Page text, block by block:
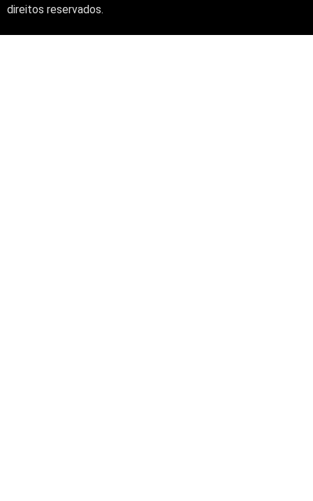
direitos reservados.